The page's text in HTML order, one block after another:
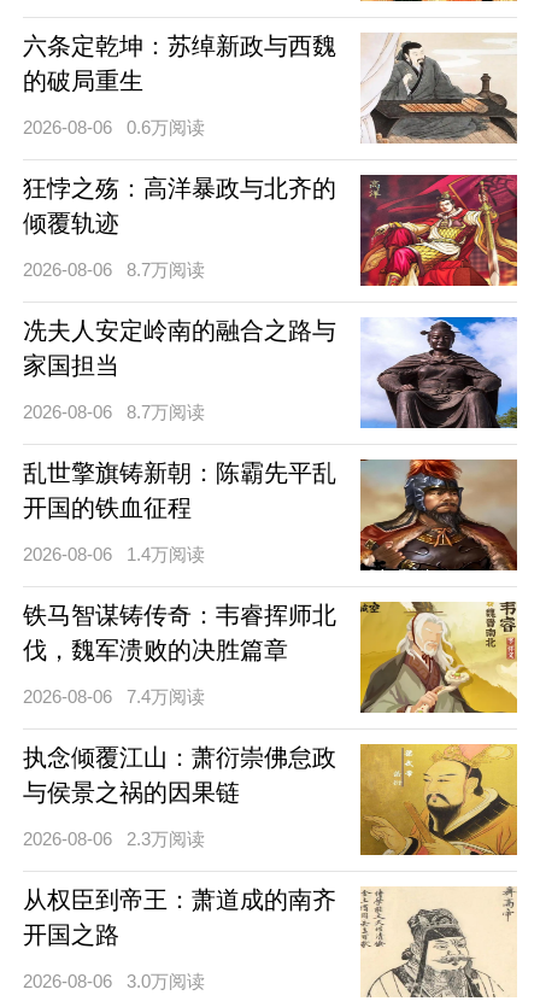
六条定乾坤：苏绰新政与西魏
的破局重生
2026-08-06 0.6万阅读
狂悖之殇：高洋暴政与北齐的
倾覆轨迹
2026-08-06 8.7万阅读
冼夫人安定岭南的融合之路与
家国担当
2026-08-06 8.7万阅读
乱世擎旗铸新朝：陈霸先平乱
开国的铁血征程
2026-08-06 1.4万阅读
铁马智谋铸传奇：韦睿挥师北
伐，魏军溃败的决胜篇章
2026-08-06 7.4万阅读
执念倾覆江山：萧衍崇佛怠政
与侯景之祸的因果链
2026-08-06 2.3万阅读
从权臣到帝王：萧道成的南齐
开国之路
2026-08-06 3.0万阅读